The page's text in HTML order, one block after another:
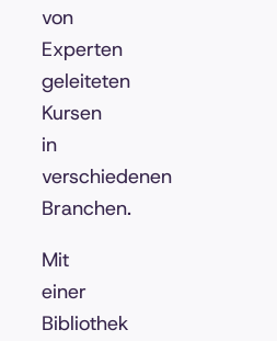
von
Experten
geleiteten
Kursen
in
verschiedenen
Branchen.
Mit
einer
Bibliothek